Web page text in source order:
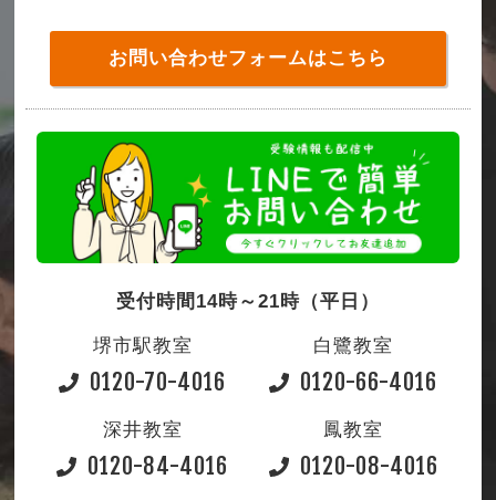
お問い合わせフォームはこちら
受付時間14時～21時（平日）
堺市駅教室
0120-70-4016
白鷺教室
0120-66-4016
深井教室
0120-84-4016
鳳教室
0120-08-4016